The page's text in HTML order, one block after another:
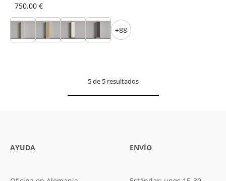
750.00 €
+88
5 de 5 resultados
AYUDA ENVÍO